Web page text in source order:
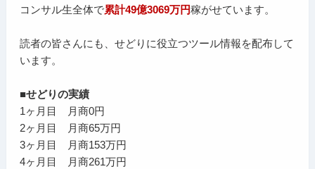
コンサル生全体で累計49億3069万円稼がせています。
読者の皆さんにも、せどりに役立つツール情報を配布して
います。
■せどりの実績
1ヶ月目 月商0円
2ヶ月目 月商65万円
3ヶ月目 月商153万円
4ヶ月目 月商261万円